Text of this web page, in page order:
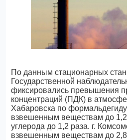
По данным стационарных
Государственной
фиксировались превышения
концентраций (ПДК) в
Хабаровска по
взвешенным веществам до 1,2
углерода до 1,2 раза. г.
взвешенным веществам до 2,8